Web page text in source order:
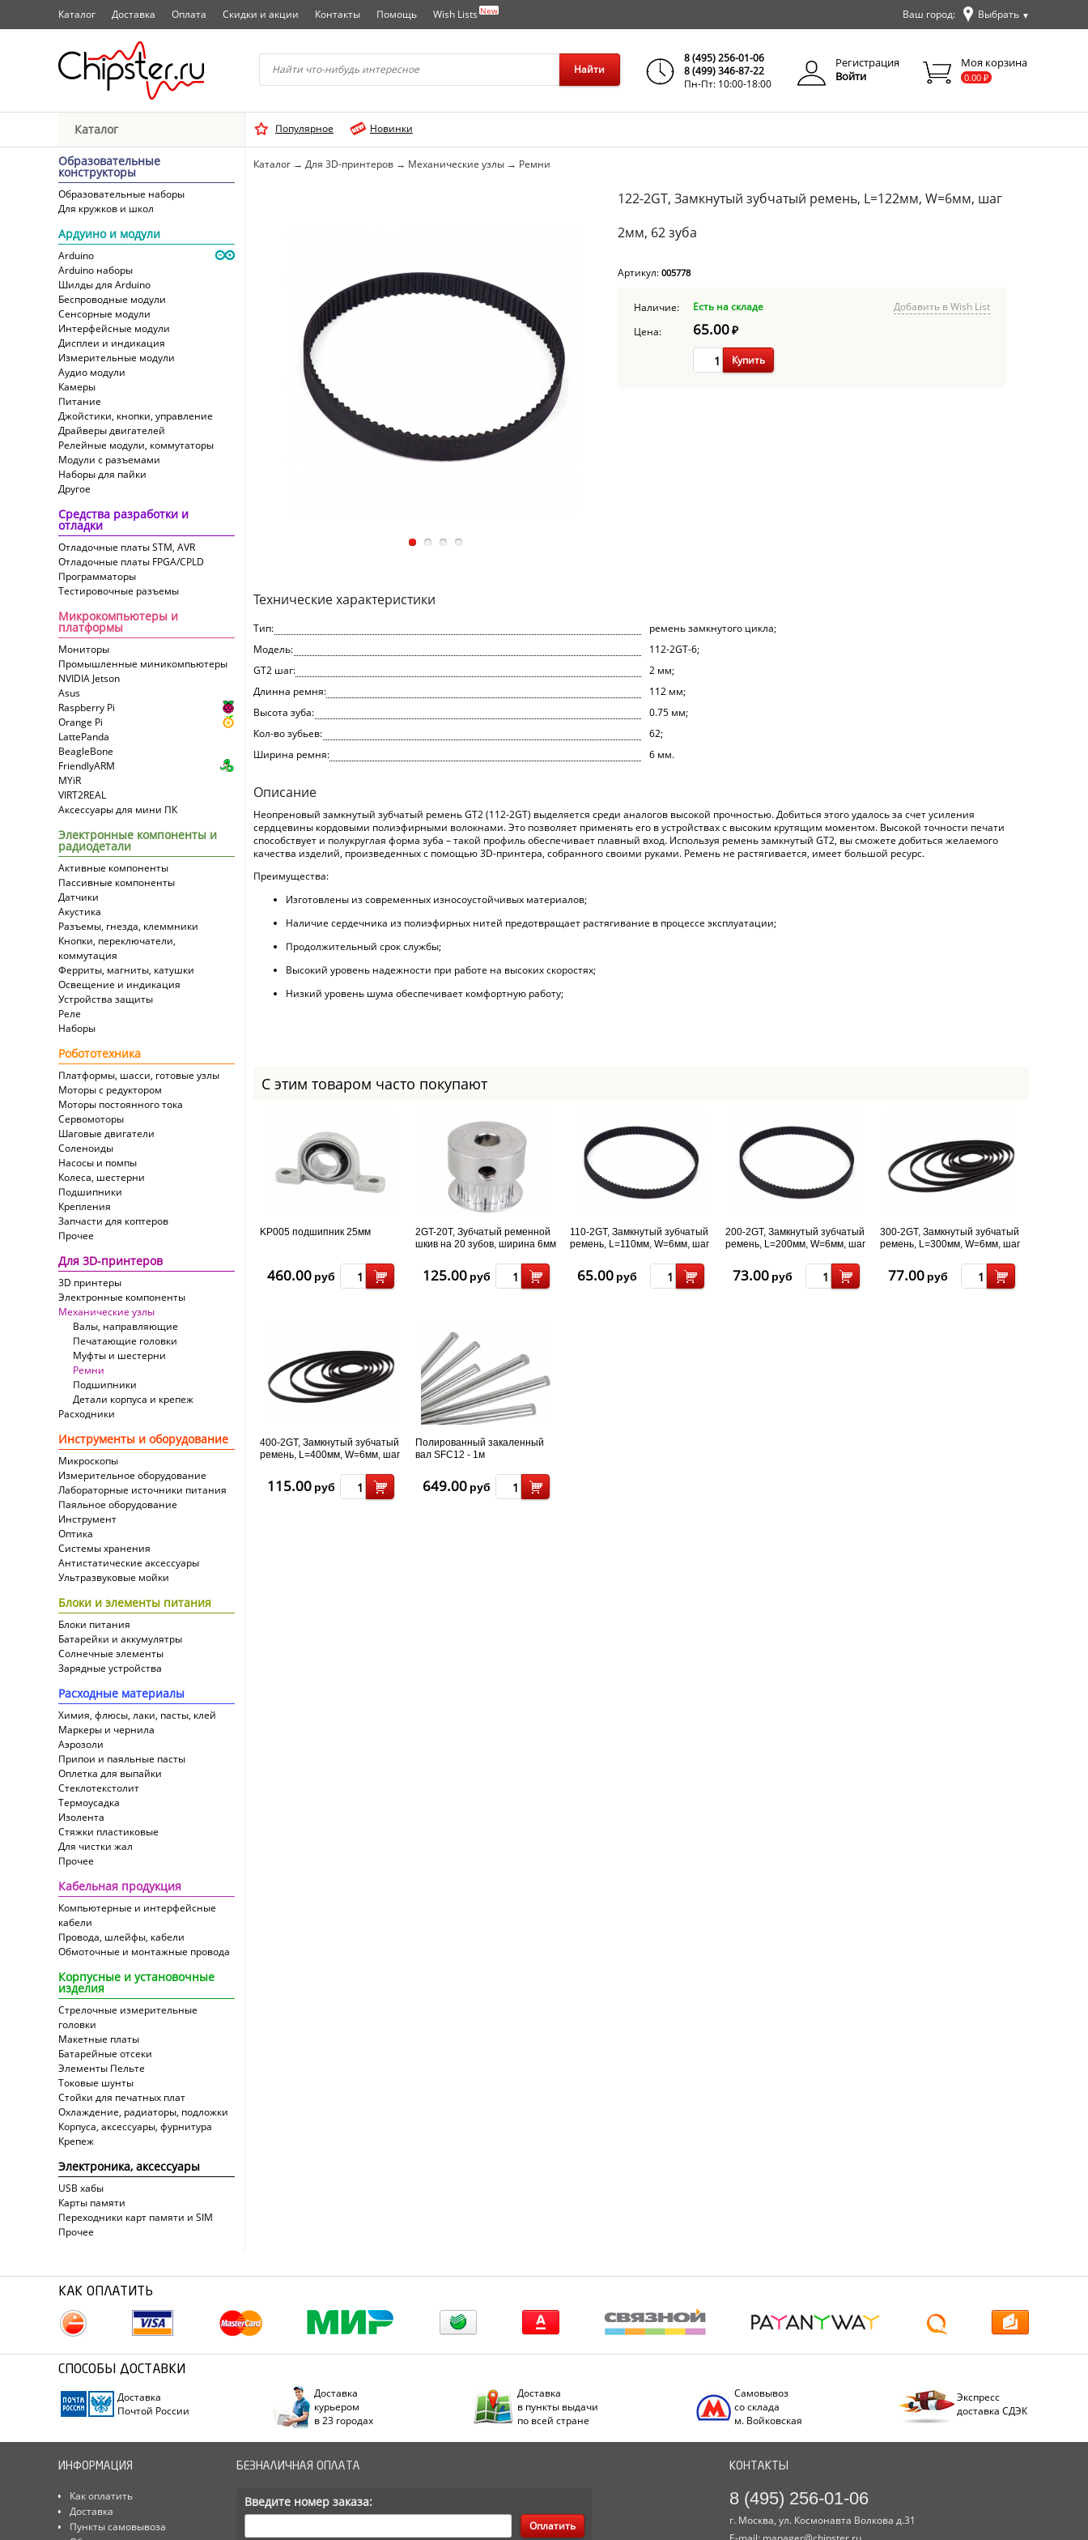
Начните водить название города..
Каталог Доставка Оплата Скидки и акции Контакты Помощь Wish Lists New Ваш город: Выбрать ▼
Найти
8 (495) 256-01-06
8 (499) 346-87-22
Пн-Пт: 10:00-18:00
Регистрация
Войти
Моя корзина
0.00 ₽
Каталог Популярное Новинки
Образовательные
конструкторы
Образовательные наборы
Для кружков и школ
Ардуино и модули
Arduino
Arduino наборы
Шилды для Arduino
Беспроводные модули
Сенсорные модули
Интерфейсные модули
Дисплеи и индикация
Измерительные модули
Аудио модули
Камеры
Питание
Джойстики, кнопки, управление
Драйверы двигателей
Релейные модули, коммутаторы
Модули с разъемами
Наборы для пайки
Другое
Средства разработки и
отладки
Отладочные платы STM, AVR
Отладочные платы FPGA/CPLD
Программаторы
Тестировочные разъемы
Микрокомпьютеры и
платформы
Мониторы
Промышленные миникомпьютеры
NVIDIA Jetson
Asus
Raspberry Pi
Orange Pi
LattePanda
BeagleBone
FriendlyARM
MYiR
VIRT2REAL
Аксессуары для мини ПК
Электронные компоненты и
радиодетали
Активные компоненты
Пассивные компоненты
Датчики
Акустика
Разъемы, гнезда, клеммники
Кнопки, переключатели,
коммутация
Ферриты, магниты, катушки
Освещение и индикация
Устройства защиты
Реле
Наборы
Робототехника
Платформы, шасси, готовые узлы
Моторы с редуктором
Моторы постоянного тока
Сервомоторы
Шаговые двигатели
Соленоиды
Насосы и помпы
Колеса, шестерни
Подшипники
Крепления
Запчасти для коптеров
Прочее
Для 3D-принтеров
3D принтеры
Электронные компоненты
Механические узлы
Валы, направляющие
Печатающие головки
Муфты и шестерни
Ремни
Подшипники
Детали корпуса и крепеж
Расходники
Инструменты и оборудование
Микроскопы
Измерительное оборудование
Лабораторные источники питания
Паяльное оборудование
Инструмент
Оптика
Системы хранения
Антистатические аксессуары
Ультразвуковые мойки
Блоки и элементы питания
Блоки питания
Батарейки и аккумулятры
Солнечные элементы
Зарядные устройства
Расходные материалы
Химия, флюсы, лаки, пасты, клей
Маркеры и чернила
Аэрозоли
Припои и паяльные пасты
Оплетка для выпайки
Cтеклотекстолит
Термоусадка
Изолента
Стяжки пластиковые
Для чистки жал
Прочее
Кабельная продукция
Компьютерные и интерфейсные
кабели
Провода, шлейфы, кабели
Обмоточные и монтажные провода
Корпусные и установочные
изделия
Стрелочные измерительные
головки
Макетные платы
Батарейные отсеки
Элементы Пельте
Токовые шунты
Стойки для печатных плат
Охлаждение, радиаторы, подложки
Корпуса, аксессуары, фурнитура
Крепеж
Электроника, аксессуары
USB хабы
Карты памяти
Переходники карт памяти и SIM
Прочее
Каталог → Для 3D-принтеров → Механические узлы → Ремни
122-2GT, Замкнутый зубчатый ремень, L=122мм, W=6мм, шаг
2мм, 62 зуба
Артикул: 005778
Наличие: Есть на складе
Добавить в Wish List
Цена:
65.00₽
Купить
Технические характеристики
Тип:
ремень замкнутого цикла;
Модель:
112-2GT-6;
GT2 шаг:
2 мм;
Длинна ремня:
112 мм;
Высота зуба:
0.75 мм;
Кол-во зубьев:
62;
Ширина ремня:
6 мм.
Описание
Неопреновый замкнутый зубчатый ремень GT2 (112-2GT) выделяется среди аналогов высокой прочностью. Добиться этого удалось за счет усиления
сердцевины кордовыми полиэфирными волокнами. Это позволяет применять его в устройствах с высоким крутящим моментом. Высокой точности печати
способствует и полукруглая форма зуба – такой профиль обеспечивает плавный вход. Используя ремень замкнутый GT2, вы сможете добиться желаемого
качества изделий, произведенных с помощью 3D-принтера, собранного своими руками. Ремень не растягивается, имеет большой ресурс.
Преимущества:
Изготовлены из современных износоустойчивых материалов;
Наличие сердечника из полиэфирных нитей предотвращает растягивание в процессе эксплуатации;
Продолжительный срок службы;
Высокий уровень надежности при работе на высоких скоростях;
Низкий уровень шума обеспечивает комфортную работу;
С этим товаром часто покупают
KP005 подшипник 25мм
460.00 руб
2GT-20T, Зубчатый ременной
шкив на 20 зубов, ширина 6мм
125.00 руб
110-2GT, Замкнутый зубчатый
ремень, L=110мм, W=6мм, шаг
65.00 руб
200-2GT, Замкнутый зубчатый
ремень, L=200мм, W=6мм, шаг
73.00 руб
300-2GT, Замкнутый зубчатый
ремень, L=300мм, W=6мм, шаг
77.00 руб
400-2GT, Замкнутый зубчатый
ремень, L=400мм, W=6мм, шаг
115.00 руб
Полированный закаленный
вал SFC12 - 1м
649.00 руб
КАК ОПЛАТИТЬ
СПОСОБЫ ДОСТАВКИ
Доставка
Почтой России
Доставка
курьером
в 23 городах
Доставка
в пункты выдачи
по всей стране
Самовывоз
со склада
м. Войковская
Экспресс
доставка СДЭК
ИНФОРМАЦИЯ
Как оплатить
Доставка
Пункты самовывоза
БЕЗНАЛИЧНАЯ ОПЛАТА
Введите номер заказа:
Оплатить
КОНТАКТЫ
8 (495) 256-01-06
г. Москва, ул. Космонавта Волкова д.31